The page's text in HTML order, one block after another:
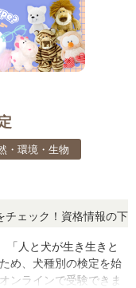
・環境・生物
ック！資格情報の下から
「人と犬が生き生きと
め、犬種別の検定を始
ンラインで受験できま